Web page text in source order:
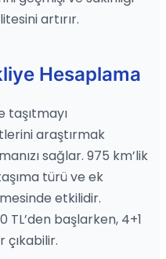
artırır.
Hesaplama
taşıtmayı
araştırmak
sağlar. 975 km’lik
türü ve ek
etkilidir.
TL’den başlarken, 4+1
çıkabilir.